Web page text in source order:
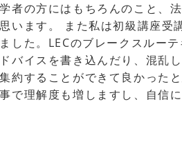
者の方にはもちろんのこと、
います。 また私は初級講座受
した。LECのブレークスルー
バイスを書き込んだり、混乱
約することができて良かった
で理解度も増しますし、自信